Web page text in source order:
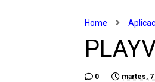
Home
0 martes,